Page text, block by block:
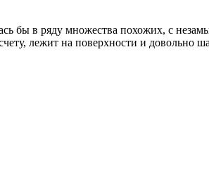
бы в ряду множества похожих, с
лежит на поверхности и довольно